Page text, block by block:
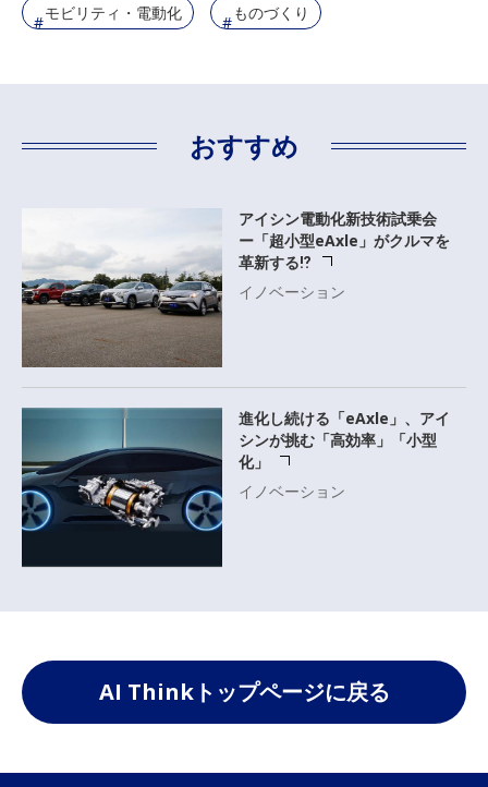
モビリティ・電動化 ものづくり
おすすめ
アイシン電動化新技術試乗会
ー「超小型eAxle」がクルマを
革新する⁉
イノベーション
進化し続ける「eAxle」、アイ
シンが挑む「高効率」「小型
化」
イノベーション
AI Thinkトップページに戻る